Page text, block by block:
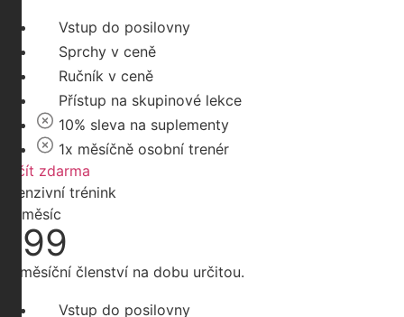
Vstup do posilovny
Sprchy v ceně
Ručník v ceně
Přístup na skupinové lekce
10% sleva na suplementy
1x měsíčně osobní trenér
Začít zdarma
Intenzivní trénink
Kč/měsíc
999
12 měsíční členství na dobu určitou.
Vstup do posilovny